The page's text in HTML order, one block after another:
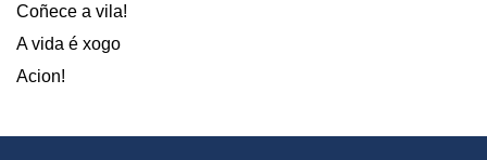
Coñece a vila!
A vida é xogo
Acion!